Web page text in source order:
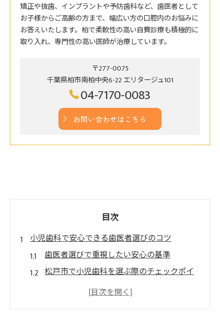
矯正や抜歯、インプラントや予防歯科など、歯医者として
お子様からご高齢の方まで、幅広い方の口腔内のお悩みに
お答えいたします。柏で柔軟性の高い自費診療も積極的に
取り入れ、専門性の高い医師が治療しています。
〒277-0075
千葉県柏市南柏中央6-22 エリタージュ101
04-7170-0083
お問い合わせはこちら
目次
小児歯科で安心できる歯医者選びのコツ
歯医者選びで重視したい安心の基準
松戸市で小児歯科を選ぶ際のチェックポイ